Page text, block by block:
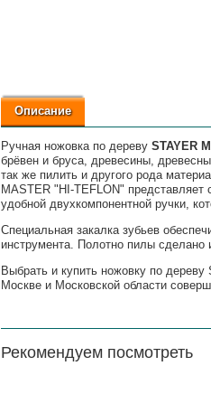
Описание
Ручная ножовка по дереву STAYER
брёвен и бруса, древесины,
так же пилить и другого рода
MASTER "HI-TEFLON"
удобной двухкомпонентной ручки,
Специальная закалка зубьев
инструмента. Полотно пилы сделано
Выбрать и купить ножовку по
Москве и Московской области
Рекомендуем посмотреть